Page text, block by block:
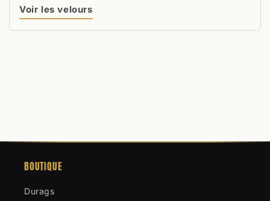
Voir les velours
BOUTIQUE
Durags